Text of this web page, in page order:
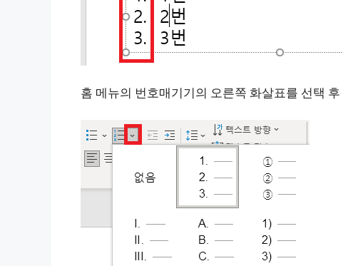
홈 메뉴의 번호매기기의 오른쪽 화살표를 선택 후